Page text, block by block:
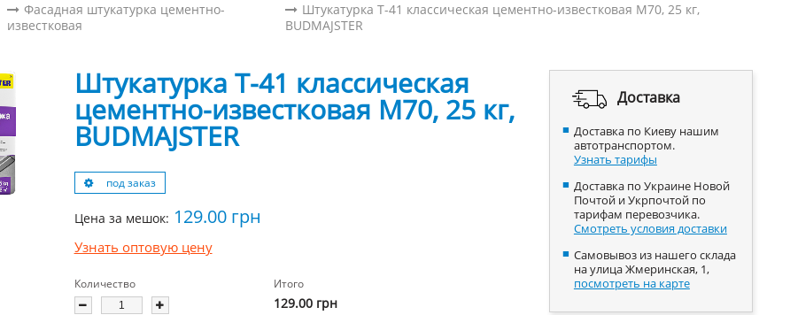
Фасадная штукатурка цементно-
известковая
Штукатурка T-41 классическая цементно-известковая М70, 25 кг,
BUDMAJSTER
Штукатурка T-41 классическая
цементно-известковая М70, 25 кг,
BUDMAJSTER
под заказ
Цена за мешок: 129.00 грн
Узнать оптовую цену
Количество Итого
129.00 грн
Доставка
Доставка по Киеву нашим
автотранспортом.
Узнать тарифы
Доставка по Украине Новой
Почтой и Укрпочтой по
тарифам перевозчика.
Смотреть условия доставки
Самовывоз из нашего склада
на улица Жмеринская, 1,
посмотреть на карте